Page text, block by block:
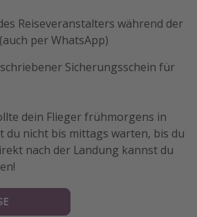
Reiseveranstalters während der
per WhatsApp)
Sicherungsschein für
dein Flieger frühmorgens in
du nicht bis mittags warten, bis du
nach der Landung kannst du